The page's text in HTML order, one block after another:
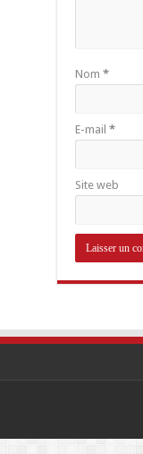
Nom *
E-mail *
Site web